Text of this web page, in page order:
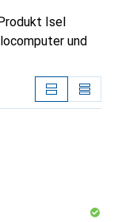
Isel
und